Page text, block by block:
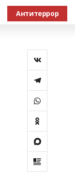
Антитеррор